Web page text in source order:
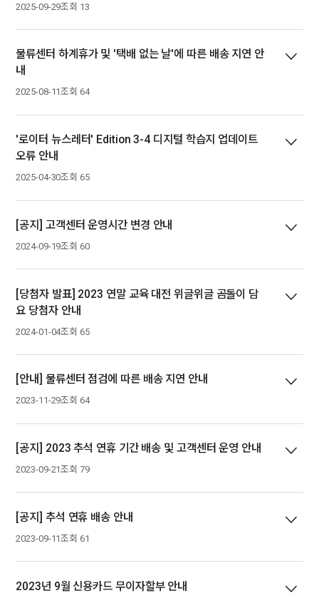
2025-09-29조회 13
물류센터 하계휴가 및 '택배 없는 날'에 따른 배송 지연 안
내
2025-08-11조회 64
'로이터 뉴스레터' Edition 3-4 디지털 학습지 업데이트
오류 안내
2025-04-30조회 65
[공지] 고객센터 운영시간 변경 안내
2024-09-19조회 60
[당첨자 발표] 2023 연말 교육 대전 위글위글 곰돌이 담
요 당첨자 안내
2024-01-04조회 65
[안내] 물류센터 점검에 따른 배송 지연 안내
2023-11-29조회 64
[공지] 2023 추석 연휴 기간 배송 및 고객센터 운영 안내
2023-09-21조회 79
[공지] 추석 연휴 배송 안내
2023-09-11조회 61
2023년 9월 신용카드 무이자할부 안내